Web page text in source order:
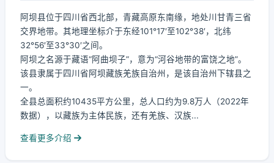
阿坝县位于四川省西北部，青藏高原东南缘，地处川甘青三省
交界地带。其地理坐标介于东经101°17′至102°38′，北纬
32°56′至33°30′之间。
阿坝之名源于藏语“阿曲坝子”，意为“河谷地带的富饶之地”。
该县隶属于四川省阿坝藏族羌族自治州，是该自治州下辖县之
一。
全县总面积约10435平方公里，总人口约为9.8万人（2022年
数据），以藏族为主体民族，还有羌族、汉族...
查看更多介绍